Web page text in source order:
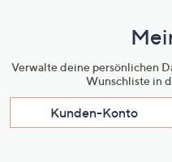
Verwalte deine persönlichen
Wunschliste in
Kunden-Konto